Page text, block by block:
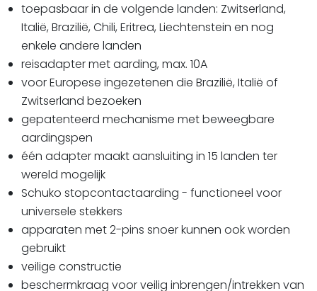
toepasbaar in de volgende landen: Zwitserland,
Italië, Brazilië, Chili, Eritrea, Liechtenstein en nog
enkele andere landen
reisadapter met aarding, max. 10A
voor Europese ingezetenen die Brazilië, Italië of
Zwitserland bezoeken
gepatenteerd mechanisme met beweegbare
aardingspen
één adapter maakt aansluiting in 15 landen ter
wereld mogelijk
Schuko stopcontactaarding - functioneel voor
universele stekkers
apparaten met 2-pins snoer kunnen ook worden
gebruikt
veilige constructie
beschermkraag voor veilig inbrengen/intrekken van